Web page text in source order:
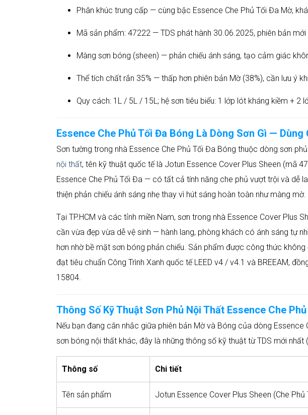
Phân khúc trung cấp — cùng bậc Essence Che Phủ Tối Đa Mờ,
Mã sản phẩm: 47222 — TDS phát hành 30.06.2025, phiên bản mới
Màng sơn bóng (sheen) — phản chiếu ánh sáng, tạo cảm giác
Thể tích chất rắn 35% — thấp hơn phiên bản Mờ (38%), cần lưu ý
Quy cách: 1L / 5L / 15L; hệ sơn tiêu biểu: 1 lớp lót kháng kiềm + 2
Essence Che Phủ Tối Đa Bóng Là Dòng Sơn Gì — Dùng
Sơn tường trong nhà Essence Che Phủ Tối Đa Bóng thuộc dòng sơn
nội thất, tên kỹ thuật quốc tế là Jotun Essence Cover Plus Sheen (mã
Essence Che Phủ Tối Đa — có tất cả tính năng che phủ vượt trội và dễ
thiện phản chiếu ánh sáng nhẹ thay vì hút sáng hoàn toàn như màng mờ.
Tại TP.HCM và các tỉnh miền Nam, sơn trong nhà Essence Cover Plus
cần vừa đẹp vừa dễ vệ sinh — hành lang, phòng khách có ánh sáng tự
hơn nhờ bề mặt sơn bóng phản chiếu. Sản phẩm được công thức
đạt tiêu chuẩn Công Trình Xanh quốc tế LEED v4 / v4.1 và BREEAM,
15804.
Thông Số Kỹ Thuật Sơn Phủ Nội Thất Essence Che
Nếu bạn đang cân nhắc giữa phiên bản Mờ và Bóng của dòng
sơn bóng nội thất khác, đây là những thông số kỹ thuật từ TDS mới
Thông số Chi tiết
Tên sản phẩm Jotun Essence Cover Plus Sheen (Che